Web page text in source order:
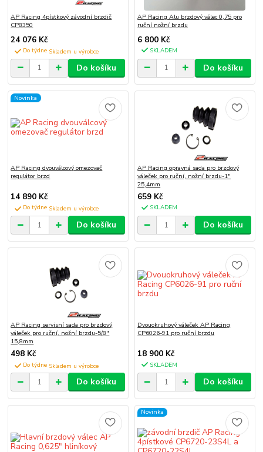
AP Racing 4pístkový závodní brzdič
CP8350
24 076 Kč
Do týdne
Do košíku
AP Racing Alu brzdový válec 0,75 pro
ruční nožní brzdu
6 800 Kč
SKLADEM
Do košíku
Novinka
AP Racing dvouválcový omezovač
regulátor brzd
14 890 Kč
Do týdne
Do košíku
AP Racing opravná sada pro brzdový
váleček pro ruční, nožní brzdu-1"
25,4mm
659 Kč
SKLADEM
Do košíku
AP Racing servisní sada pro brzdový
váleček pro ruční, nožní brzdu-5/8"
15,8mm
498 Kč
Do týdne
Do košíku
Dvouokruhový váleček AP Racing
CP6026-91 pro ruční brzdu
18 900 Kč
SKLADEM
Do košíku
Novinka